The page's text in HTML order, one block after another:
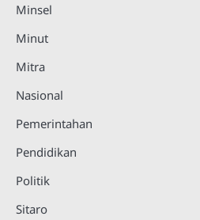
Minsel
Minut
Mitra
Nasional
Pemerintahan
Pendidikan
Politik
Sitaro